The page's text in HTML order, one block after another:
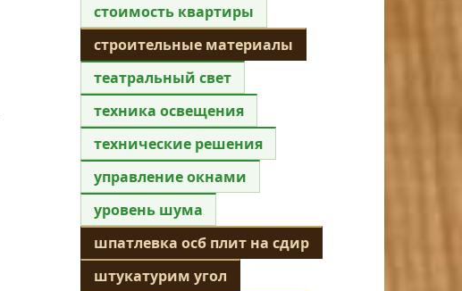
стоимость квартиры
строительные материалы
театральный свет
техника освещения
технические решения
управление окнами
уровень шума
шпатлевка осб плит на сдир
штукатурим угол